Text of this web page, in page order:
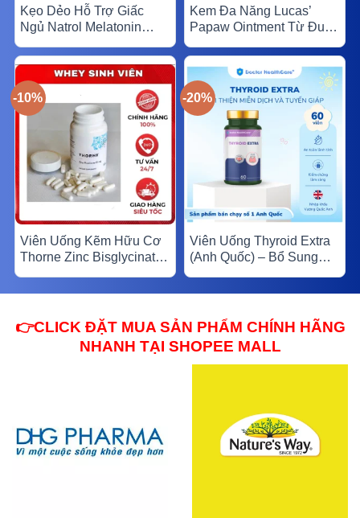
Kẹo Dẻo Hỗ Trợ Giấc
Ngủ Natrol Melatonin
viên) – Ngủ Ngon Tự
Nhiên, Tỉnh Táo Mỗi Sáng
Kem Đa Năng Lucas’
Papaw Ointment Từ Đu
& Phục Hồi Da (25g &
75g)
-10%
Viên Uống Kẽm Hữu Cơ
Thorne Zinc Bisglycinate
-20%
Viên Uống Thyroid Extra
(Anh Quốc) – Bổ Sung
👉CLICK ĐẶT MUA SẢN PHẨM CHÍNH HÃNG
NHANH TẠI SHOPEE MALL